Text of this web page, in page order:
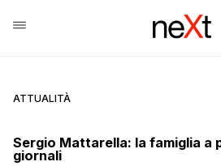
ATTUALITÀ
Sergio Mattarella: la famiglia a
giornali